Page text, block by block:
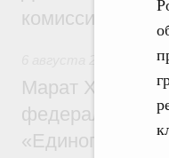
комиссии по
Марат
федерального
«Единого